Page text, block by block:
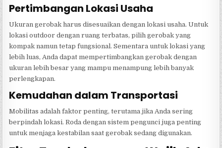
Pertimbangan Lokasi Usaha
Ukuran gerobak harus disesuaikan dengan lokasi usaha. Untuk
lokasi outdoor dengan ruang terbatas, pilih gerobak yang
kompak namun tetap fungsional. Sementara untuk lokasi yang
lebih luas, Anda dapat mempertimbangkan gerobak dengan
ukuran lebih besar yang mampu menampung lebih banyak
perlengkapan.
Kemudahan dalam Transportasi
Mobilitas adalah faktor penting, terutama jika Anda sering
berpindah lokasi. Roda dengan sistem pengunci juga penting
untuk menjaga kestabilan saat gerobak sedang digunakan.